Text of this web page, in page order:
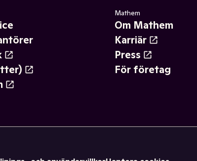
Mathem
Om Mathem
Karriär
Press
För företag